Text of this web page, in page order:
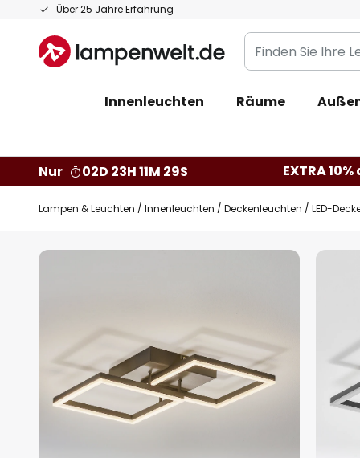
Über 25 Jahre Erfahrung
Zum
springen
Finden
Sie
Leuchte...
Innenleuchten Räume
Nur
02D 23H 11M 28S EXTRA
Lampen & Leuchten Innenleuchten Deckenleuchten LED-
Zum